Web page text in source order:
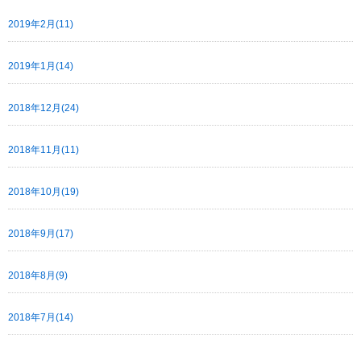
2019年2月(11)
2019年1月(14)
2018年12月(24)
2018年11月(11)
2018年10月(19)
2018年9月(17)
2018年8月(9)
2018年7月(14)